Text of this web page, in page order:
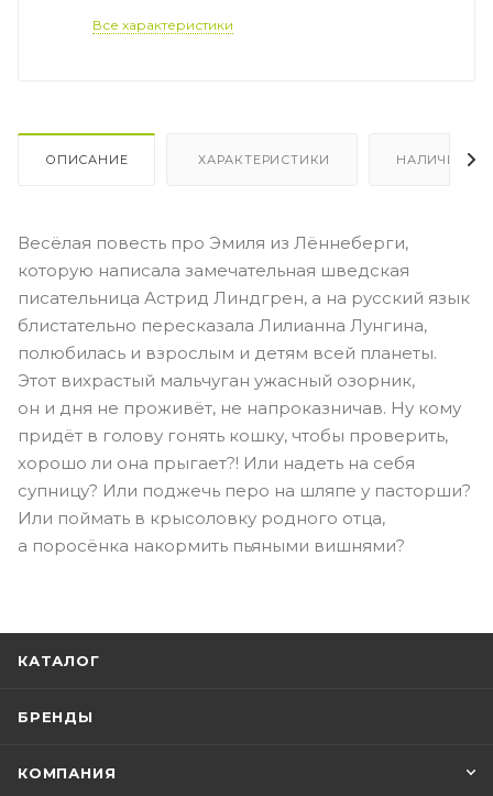
Все характеристики
ОПИСАНИЕ ХАРАКТЕРИСТИКИ НАЛИЧИЕ
Весёлая повесть про Эмиля из Лённеберги,
которую написала замечательная шведская
писательница Астрид Линдгрен, а на русский язык
блистательно пересказала Лилианна Лунгина,
полюбилась и взрослым и детям всей планеты.
Этот вихрастый мальчуган ужасный озорник,
он и дня не проживёт, не напроказничав. Ну кому
придёт в голову гонять кошку, чтобы проверить,
хорошо ли она прыгает?! Или надеть на себя
супницу? Или поджечь перо на шляпе у пасторши?
Или поймать в крысоловку родного отца,
а поросёнка накормить пьяными вишнями?
КАТАЛОГ
БРЕНДЫ
КОМПАНИЯ